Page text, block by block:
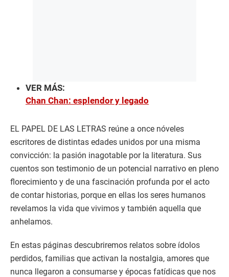
VER MÁS:
Chan Chan: esplendor y legado
EL PAPEL DE LAS LETRAS reúne a once nóveles
escritores de distintas edades unidos por una misma
convicción: la pasión inagotable por la literatura. Sus
cuentos son testimonio de un potencial narrativo en pleno
florecimiento y de una fascinación profunda por el acto
de contar historias, porque en ellas los seres humanos
revelamos la vida que vivimos y también aquella que
anhelamos.
En estas páginas descubriremos relatos sobre ídolos
perdidos, familias que activan la nostalgia, amores que
nunca llegaron a consumarse y épocas fatídicas que nos